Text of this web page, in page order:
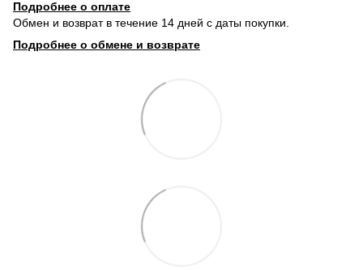
Подробнее о оплате
Обмен и возврат в течение 14 дней с даты покупки.
Подробнее о обмене и возврате